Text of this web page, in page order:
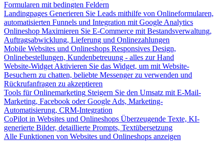
Formularen mit bedingten Feldern
Landingpages Generieren Sie Leads mithilfe von Onlineformularen,
automatisierten Funnels und Integration mit Google Analytics
Onlineshop Maximieren Sie E-Commerce mit Bestandsverwaltung,
Auftragsabwicklung, Lieferung und Onlinezahlungen
Mobile Websites und Onlineshops Responsives Design,
Onlinebestellungen, Kundenbetreuung - alles zur Hand
Website-Widget Aktivieren Sie das Widget, um mit Website-
Besuchern zu chatten, beliebte Messenger zu verwenden und
Rückrufanfragen zu akzeptieren
Tools für Onlinemarketing Steigern Sie den Umsatz mit E-Mail-
Marketing, Facebook oder Google Ads, Marketing-
Automatisierung, CRM-Integration
CoPilot in Websites und Onlineshops Überzeugende Texte, KI-
generierte Bilder, detaillierte Prompts, Textübersetzung
Alle Funktionen von Websites und Onlineshops anzeigen